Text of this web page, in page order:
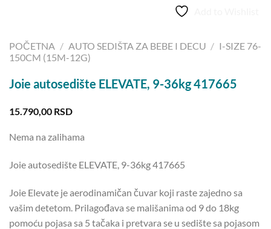
POČETNA / AUTO SEDIŠTA ZA BEBE I DECU / I-SIZE 76-
150CM (15M-12G)
Joie autosedište ELEVATE, 9-36kg 417665
15.790,00 RSD
Nema na zalihama
Joie autosedište ELEVATE, 9-36kg 417665
Joie Elevate je aerodinamičan čuvar koji raste zajedno sa
vašim detetom. Prilagođava se mališanima od 9 do 18kg
pomoću pojasa sa 5 tačaka i pretvara se u sedište sa pojasom